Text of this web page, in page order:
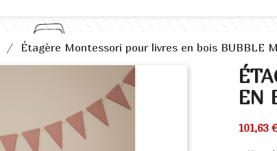
Étagère Montessori pour livres en bois BUBBLE
EN
101,63 €